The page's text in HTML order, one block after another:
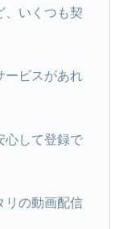
、いくつも契
ービスがあれ
心して登録で
リの動画配信